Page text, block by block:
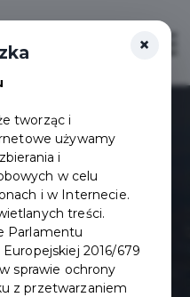
×
tworząc i
używamy
i
w celu
i w Internecie.
treści.
Parlamentu
2016/679
sprawie ochrony
z przetwarzaniem